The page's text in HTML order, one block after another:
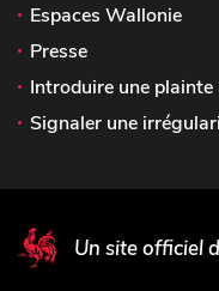
Espaces Wallonie
Presse
Introduire une plainte
Signaler une
Un site officiel